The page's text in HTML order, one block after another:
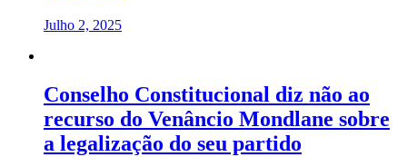
Julho 2, 2025
Conselho Constitucional diz não ao
recurso do Venâncio Mondlane sobre
a legalização do seu partido